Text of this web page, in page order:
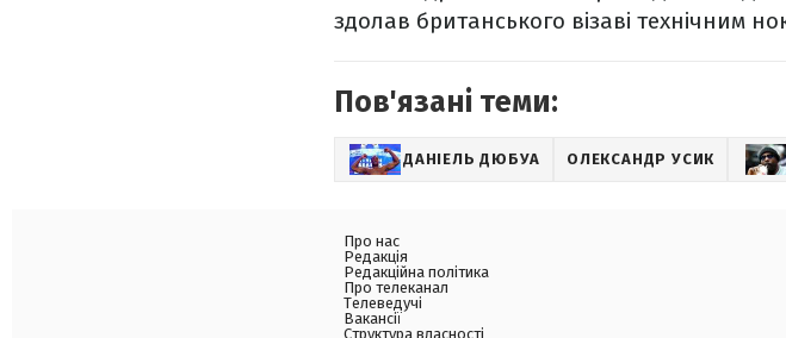
здолав британського візаві технічним
Пов'язані теми:
ДАНІЕЛЬ ДЮБУА ОЛЕКСАНДР УСИК
Про нас
Редакція
Редакційна політика
Про телеканал
Телеведучі
Вакансії
Структура власності